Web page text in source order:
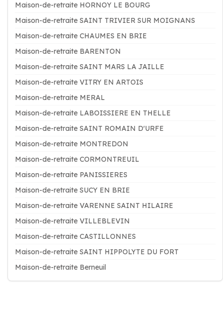
Maison-de-retraite HORNOY LE BOURG
Maison-de-retraite SAINT TRIVIER SUR MOIGNANS
Maison-de-retraite CHAUMES EN BRIE
Maison-de-retraite BARENTON
Maison-de-retraite SAINT MARS LA JAILLE
Maison-de-retraite VITRY EN ARTOIS
Maison-de-retraite MERAL
Maison-de-retraite LABOISSIERE EN THELLE
Maison-de-retraite SAINT ROMAIN D'URFE
Maison-de-retraite MONTREDON
Maison-de-retraite CORMONTREUIL
Maison-de-retraite PANISSIERES
Maison-de-retraite SUCY EN BRIE
Maison-de-retraite VARENNE SAINT HILAIRE
Maison-de-retraite VILLEBLEVIN
Maison-de-retraite CASTILLONNES
Maison-de-retraite SAINT HIPPOLYTE DU FORT
Maison-de-retraite Berneuil